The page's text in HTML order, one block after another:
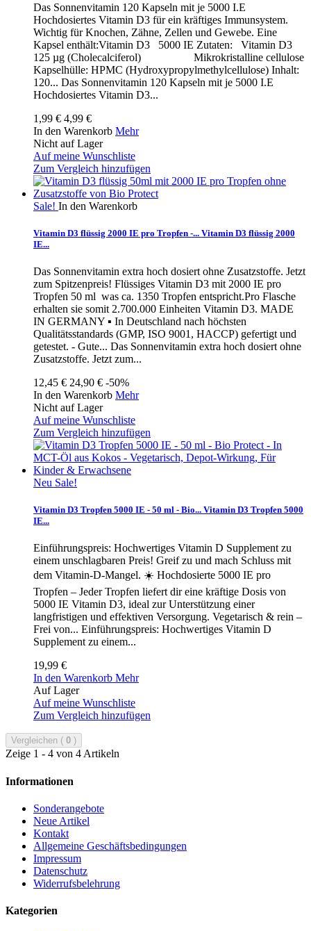
Das Sonnenvitamin 120 Kapseln mit je 5000 I.E
Hochdosiertes Vitamin D3 für ein kräftiges Immunsystem.
Wichtig für Knochen, Zähne, Zellen und Gewebe. Eine
Kapsel enthält:Vitamin D3 5000 IE Zutaten: Vitamin D3
125 µg (Cholecalciferol) Mikrokristalline cellulose
Kapselhülle: HPMC (Hydroxypropylmethylcellulose) Inhalt:
120... Das Sonnenvitamin 120 Kapseln mit je 5000 I.E
Hochdosiertes Vitamin D3...
1,99 € 4,99 €
In den Warenkorb Mehr
Nicht auf Lager
Auf meine Wunschliste
Zum Vergleich hinzufügen
Sale! In den Warenkorb
Vitamin D3 flüssig 2000 IE pro Tropfen -... Vitamin D3 flüssig 2000
IE...
Das Sonnenvitamin extra hoch dosiert ohne Zusatzstoffe. Jetzt
zum Spitzenpreis! Flüssiges Vitamin D3 mit 2000 IE pro
Tropfen 50 ml was ca. 1350 Tropfen entspricht.Pro Flasche
erhalten sie somit 2.700.000 Einheiten Vitamin D3. MADE
IN GERMANY ▪ In Deutschland nach höchsten
Qualitätsstandards (GMP, ISO 9001, HACCP) gefertigt und
getestet. - Gute... Das Sonnenvitamin extra hoch dosiert ohne
Zusatzstoffe. Jetzt zum...
12,45 € 24,90 € -50%
In den Warenkorb Mehr
Nicht auf Lager
Auf meine Wunschliste
Zum Vergleich hinzufügen
Neu Sale!
Vitamin D3 Tropfen 5000 IE - 50 ml - Bio... Vitamin D3 Tropfen 5000
IE...
Einführungspreis: Hochwertiges Vitamin D Supplement zu
einem unschlagbaren Preis! Greif zu und mach Schluss mit
dem Vitamin-D-Mangel. ☀️ Hochdosierte 5000 IE pro
Tropfen – Jeder Tropfen liefert dir eine kräftige Dosis von
5000 IE Vitamin D3, ideal zur Unterstützung einer
langfristigen und effektiven Versorgung. Vegetarisch & rein –
Frei von... Einführungspreis: Hochwertiges Vitamin D
Supplement zu einem...
19,99 €
In den Warenkorb Mehr
Auf Lager
Auf meine Wunschliste
Zum Vergleich hinzufügen
Vergleichen ( 0 )
Zeige 1 - 4 von 4 Artikeln
Informationen
Sonderangebote
Neue Artikel
Kontakt
Allgemeine Geschäftsbedingungen
Impressum
Datenschutz
Widerrufsbelehrung
Kategorien